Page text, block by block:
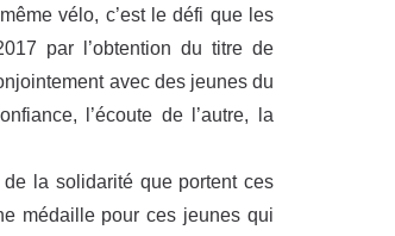
vélo, c’est le défi que les
par l’obtention du titre de
avec des jeunes du
l’écoute de l’autre, la
la solidarité que portent ces
médaille pour ces jeunes qui